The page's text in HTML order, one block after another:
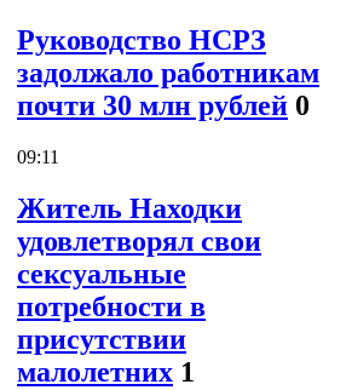
Руководство НСРЗ
задолжало работникам
почти 30 млн рублей 0
09:11
Житель Находки
удовлетворял свои
сексуальные
потребности в
присутствии
малолетних 1